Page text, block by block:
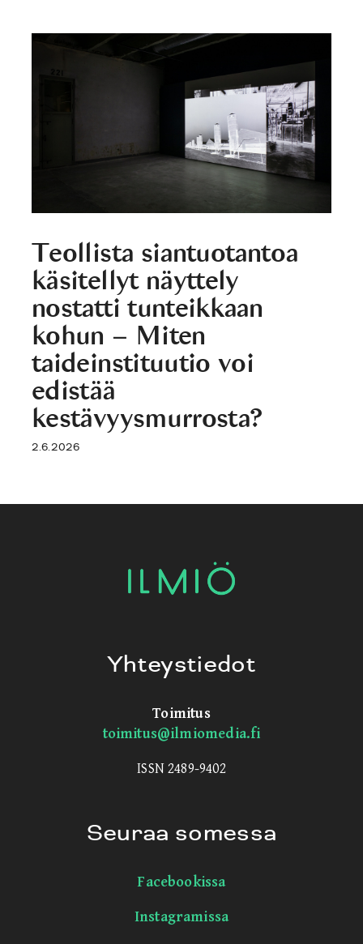
Teollista siantuotantoa
käsitellyt näyttely
nostatti tunteikkaan
kohun – Miten
taideinstituutio voi
edistää
kestävyysmurrosta?
2.6.2026
Yhteystiedot
Toimitus
toimitus@ilmiomedia.fi
ISSN 2489-9402
Seuraa somessa
Facebookissa
Instagramissa